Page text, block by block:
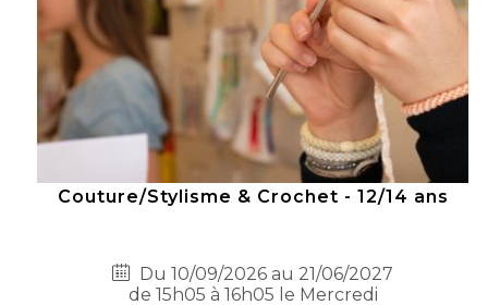
Couture/Stylisme & Crochet - 12/14 ans
Du 10/09/2026 au 21/06/2027
de 15h05 à 16h05 le Mercredi